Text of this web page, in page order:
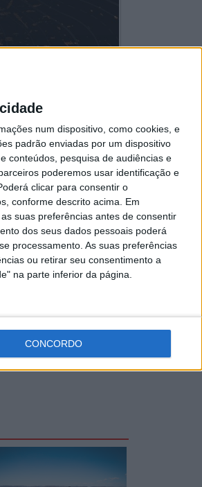
num dispositivo, como cookies, e
padrão enviadas por um dispositivo
conteúdos, pesquisa de audiências e
poderemos usar identificação e
clicar para consentir o
conforme descrito acima. Em
suas preferências antes de consentir
dos seus dados pessoais poderá
processamento. As suas preferências
ou retirar seu consentimento a
na parte inferior da página.
CONCORDO
entre 12 e 17 de
aquela que promete ser
competição e o cunho
(Federação de
Nova de Santo André,
um papel central no